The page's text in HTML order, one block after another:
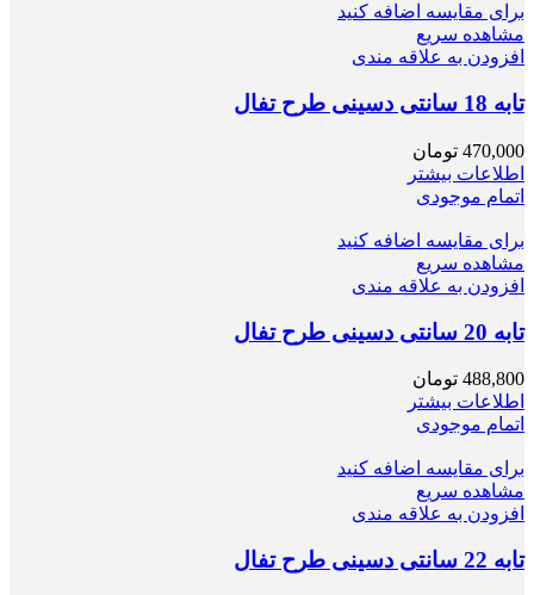
برای مقایسه اضافه کنید
مشاهده سریع
افزودن به علاقه مندی
تابه 18 سانتی دسینی طرح تفال
470,000 تومان
اطلاعات بیشتر
اتمام موجودی
برای مقایسه اضافه کنید
مشاهده سریع
افزودن به علاقه مندی
تابه 20 سانتی دسینی طرح تفال
488,800 تومان
اطلاعات بیشتر
اتمام موجودی
برای مقایسه اضافه کنید
مشاهده سریع
افزودن به علاقه مندی
تابه 22 سانتی دسینی طرح تفال